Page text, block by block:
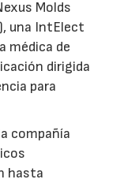
Molds
una IntElect
médica de
dirigida
para
compañía
hasta